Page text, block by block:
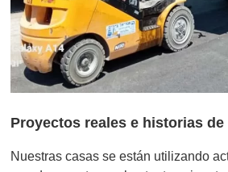
Proyectos reales e historias de
Nuestras casas se están utilizando